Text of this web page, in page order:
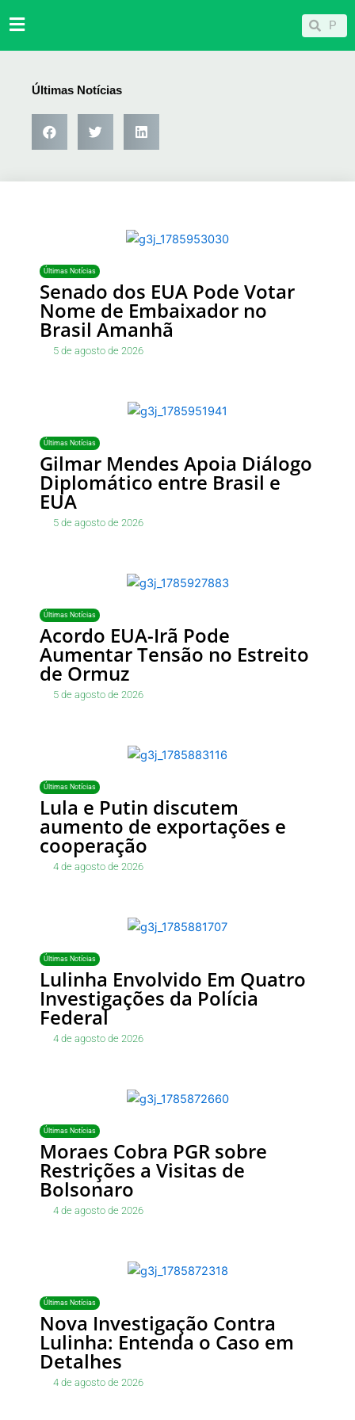
para
Pesquisar
Últimas Notícias
Últimas Notícias
Senado dos EUA Pode Votar
Nome de Embaixador no
Brasil Amanhã
5 de agosto de 2026
Últimas Notícias
Gilmar Mendes Apoia Diálogo
Diplomático entre Brasil e
EUA
5 de agosto de 2026
Últimas Notícias
Acordo EUA-Irã Pode
Aumentar Tensão no Estreito
de Ormuz
5 de agosto de 2026
Últimas Notícias
Lula e Putin discutem
aumento de exportações e
cooperação
4 de agosto de 2026
Últimas Notícias
Lulinha Envolvido Em Quatro
Investigações da Polícia
Federal
4 de agosto de 2026
Últimas Notícias
Moraes Cobra PGR sobre
Restrições a Visitas de
Bolsonaro
4 de agosto de 2026
Últimas Notícias
Nova Investigação Contra
Lulinha: Entenda o Caso em
Detalhes
4 de agosto de 2026